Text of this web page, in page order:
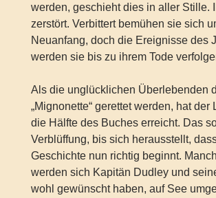
werden, geschieht dies in aller Stille.
zerstört. Verbittert bemühen sie sich
Neuanfang, doch die Ereignisse des
werden sie bis zu ihrem Tode
Als die unglücklichen Überlebenden
„Mignonette“ gerettet werden, hat der
die Hälfte des Buches erreicht. Das
Verblüffung, bis sich herausstellt,
Geschichte nun richtig beginnt.
werden sich Kapitän Dudley und
wohl gewünscht haben, auf See